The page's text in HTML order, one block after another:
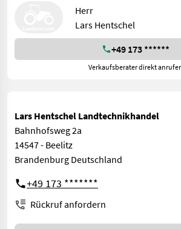
Herr
Lars Hentschel
+49 173 ******
Verkaufsberater direkt
Lars Hentschel Landtechnikhandel
Bahnhofsweg 2a
14547 - Beelitz
Brandenburg Deutschland
+49 173 *******
Rückruf anfordern